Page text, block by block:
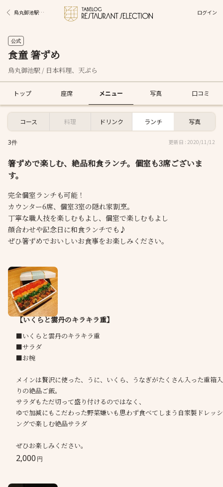
烏丸御池駅グルメ ログイン
公式
食童 箸ずめ
烏丸御池駅 / 日本料理、天ぷら
トップ 座席 メニュー 写真 口コミ
コース 料理 ドリンク ランチ 写真
3件 更新日 : 2020/11/12
箸ずめで楽しむ、絶品和食ランチ。個室も3席ございま
す。
完全個室ランチも可能！
カウンター6席、個室3室の隠れ家割烹。
丁寧な職人技を楽しむもよし、個室で楽しむもよし
顔合わせや記念日に和食ランチでも♪
ぜひ箸ずめでおいしいお食事をお楽しみください。
【いくらと雲丹のキラキラ重】
2,000 円
■いくらと雲丹のキラキラ重
■サラダ
■お椀
メインは贅沢に使った、うに、いくら、うなぎがたくさん入った重箱入
りの絶品ご飯。
サラダもただ切って盛り付けるのではなく、
ゆで加減にもこだわった野菜嫌いも思わず食べてしまう自家製ドレッシ
ングで楽しむ絶品サラダ
ぜひお楽しみください。